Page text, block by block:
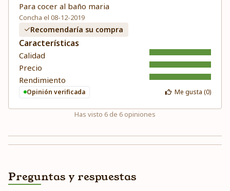
Para cocer al baño maria
Concha el 08-12-2019
Recomendaría su compra
Características
Calidad
Precio
Rendimiento
Opinión verificada Me gusta (0)
Has visto 6 de 6 opiniones
Preguntas y respuestas